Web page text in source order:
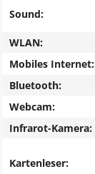
Sound:
WLAN:
Mobiles Internet:
Bluetooth:
Webcam:
Infrarot-Kamera:
Kartenleser: